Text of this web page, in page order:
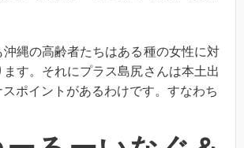
沖縄の高齢者たちはある種の女性に対
す。それにプラス島尻さんは本土出
ポイントがあるわけです。すなわち